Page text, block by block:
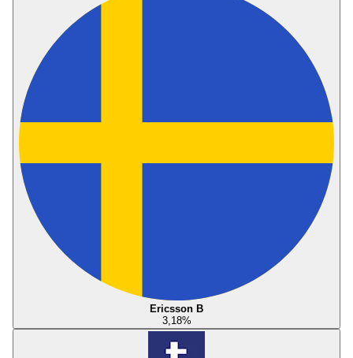
Ericsson B
3,18%